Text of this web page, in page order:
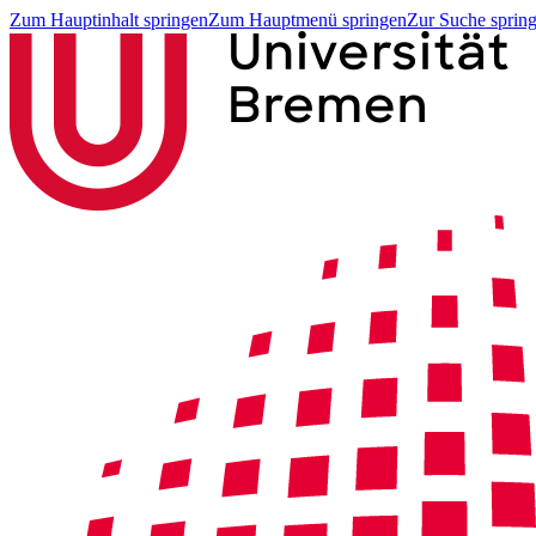
Zum Hauptinhalt springenZum Hauptmenü springenZur Suche